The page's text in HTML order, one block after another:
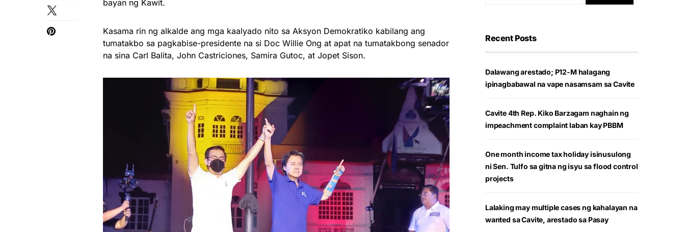
bayan ng Kawit.
Kasama rin ng alkalde ang mga kaalyado nito sa Aksyon Demokratiko kabilang ang
tumatakbo sa pagkabise-presidente na si Doc Willie Ong at apat na tumatakbong senador
na sina Carl Balita, John Castriciones, Samira Gutoc, at Jopet Sison.
Recent Posts
Dalawang arestado; P12-M halagang
ipinagbabawal na vape nasamsam sa Cavite
Cavite 4th Rep. Kiko Barzagam naghain ng
impeachment complaint laban kay PBBM
One month income tax holiday isinusulong
ni Sen. Tulfo sa gitna ng isyu sa flood control
projects
Lalaking may multiple cases ng kahalayan na
wanted sa Cavite, arestado sa Pasay